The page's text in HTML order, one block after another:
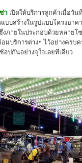
า เปิดให้บริการลูกค้าเมื่อวั
บบสร้างในรูปแบบโครงอาค
ภายในประกอบด้วยหลายโ
มบริการต่างๆ ไว้อย่างครบค
ปกันอย่างจุใจเลยทีเดียว